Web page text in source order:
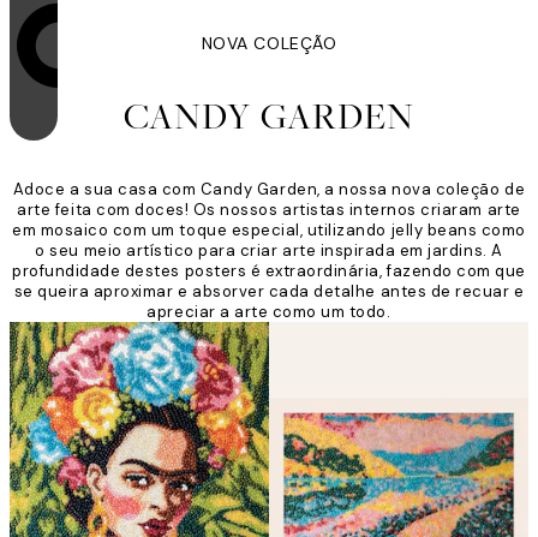
O loop está ativado
NOVA COLEÇÃO
CANDY GARDEN
Adoce a sua casa com Candy Garden, a nossa nova coleção de
arte feita com doces! Os nossos artistas internos criaram arte
em mosaico com um toque especial, utilizando jelly beans como
o seu meio artístico para criar arte inspirada em jardins. A
profundidade destes posters é extraordinária, fazendo com que
se queira aproximar e absorver cada detalhe antes de recuar e
apreciar a arte como um todo.